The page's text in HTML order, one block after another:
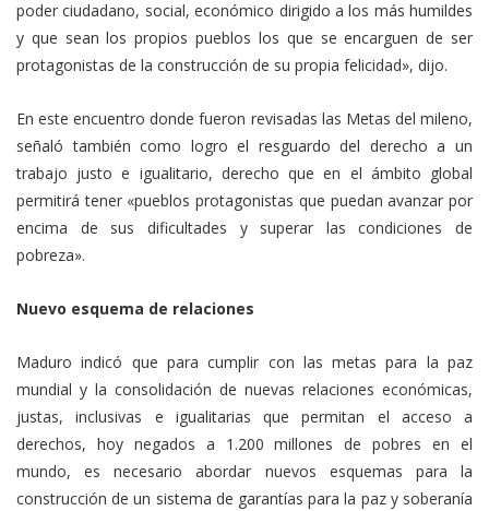
poder ciudadano, social, económico dirigido a los más humildes
y que sean los propios pueblos los que se encarguen de ser
protagonistas de la construcción de su propia felicidad», dijo.
En este encuentro donde fueron revisadas las Metas del mileno,
señaló también como logro el resguardo del derecho a un
trabajo justo e igualitario, derecho que en el ámbito global
permitirá tener «pueblos protagonistas que puedan avanzar por
encima de sus dificultades y superar las condiciones de
pobreza».
Nuevo esquema de relaciones
Maduro indicó que para cumplir con las metas para la paz
mundial y la consolidación de nuevas relaciones económicas,
justas, inclusivas e igualitarias que permitan el acceso a
derechos, hoy negados a 1.200 millones de pobres en el
mundo, es necesario abordar nuevos esquemas para la
construcción de un sistema de garantías para la paz y soberanía